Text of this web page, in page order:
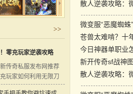
>>
零充玩家逆袭攻略
传奇私服发布网推荐
玩家如何利用无限刀
月岛和牛魔寺庙轻松
微变服“恶魔蜘
苍兽太难啃？十
新开传奇sf战神